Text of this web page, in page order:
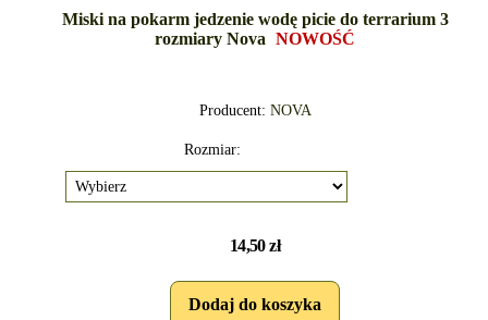
Miski na pokarm jedzenie wodę picie do terrarium 3
rozmiary Nova NOWOŚĆ
Producent: NOVA
Rozmiar:
14,50 zł